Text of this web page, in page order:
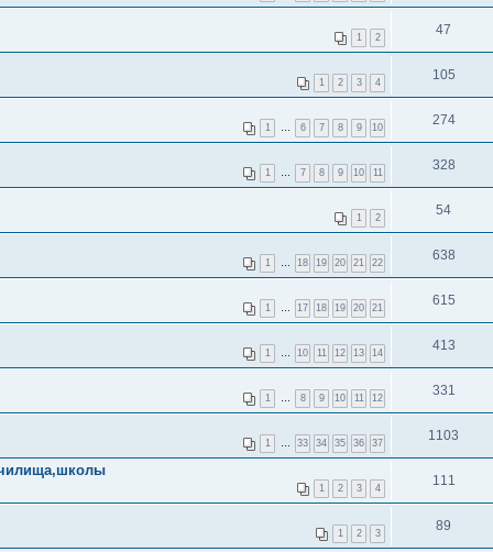
1 2 47
1 2 3 4 105
1 6 7 8 9 10 274
1 7 8 9 10 11 328
1 2 54
1 18 19 20 21 22 638
1 17 18 19 20 21 615
1 10 11 12 13 14 413
1 8 9 10 11 12 331
1 33 34 35 36 37 1103
1 2 3 4 111
1 2 3 89